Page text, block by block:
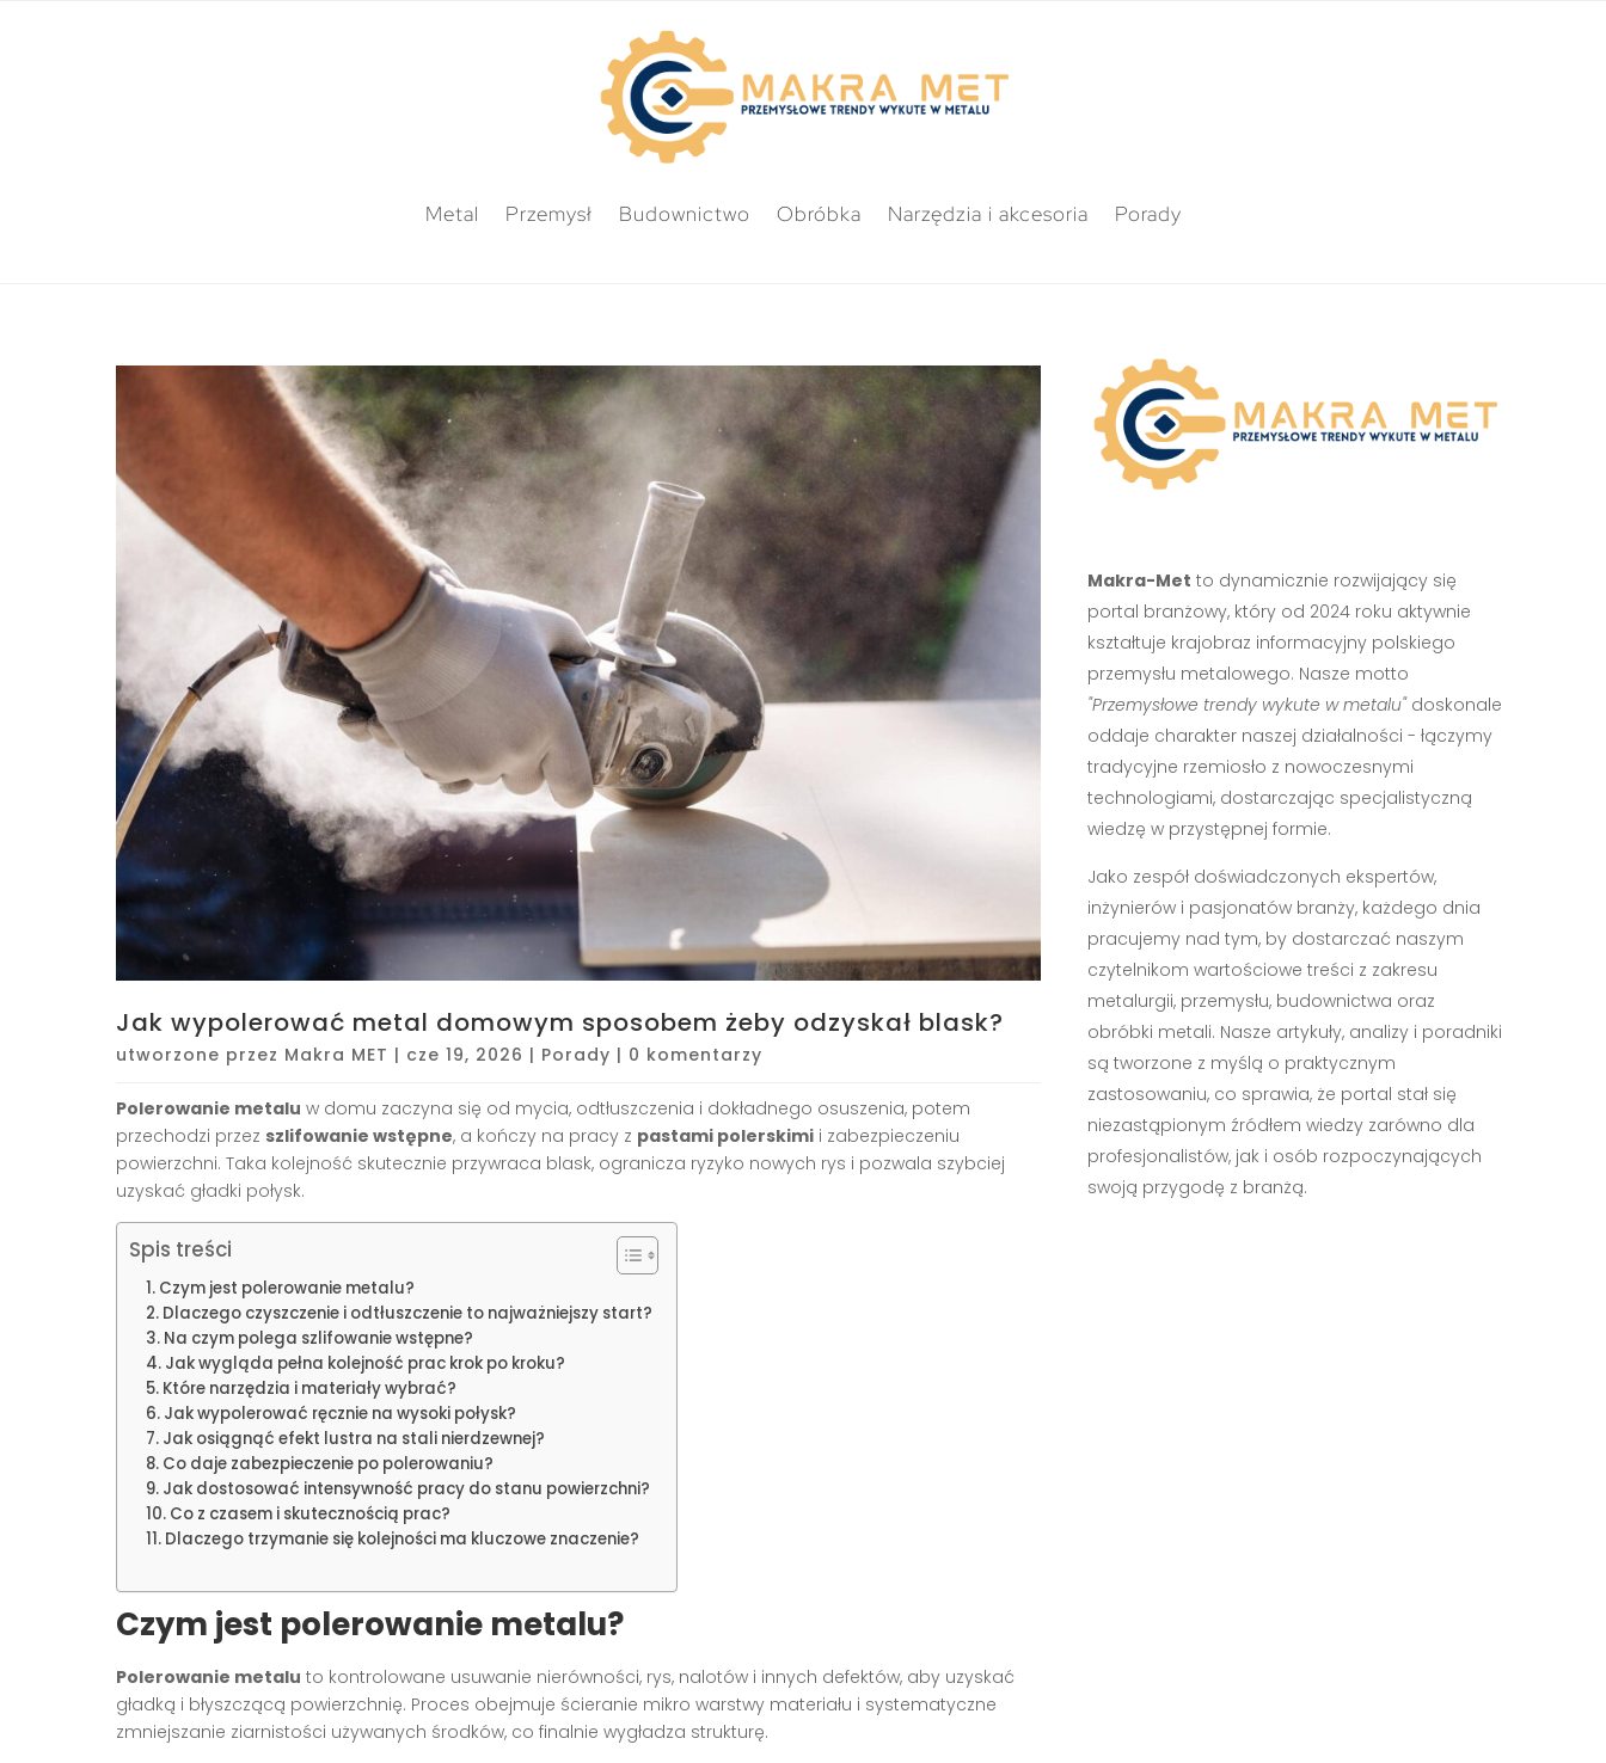
Metal Przemysł Budownictwo Obróbka Narzędzia i akcesoria Porady
Jak wypolerować metal domowym sposobem żeby odzyskał blask?
utworzone przez Makra MET | cze 19, 2026 | Porady | 0 komentarzy
Polerowanie metalu w domu zaczyna się od mycia, odtłuszczenia i dokładnego osuszenia, potem
przechodzi przez szlifowanie wstępne, a kończy na pracy z pastami polerskimi i zabezpieczeniu
powierzchni. Taka kolejność skutecznie przywraca blask, ogranicza ryzyko nowych rys i pozwala szybciej
uzyskać gładki połysk.
Spis treści
Czym jest polerowanie metalu?
Dlaczego czyszczenie i odtłuszczenie to najważniejszy start?
Na czym polega szlifowanie wstępne?
Jak wygląda pełna kolejność prac krok po kroku?
Które narzędzia i materiały wybrać?
Jak wypolerować ręcznie na wysoki połysk?
Jak osiągnąć efekt lustra na stali nierdzewnej?
Co daje zabezpieczenie po polerowaniu?
Jak dostosować intensywność pracy do stanu powierzchni?
Co z czasem i skutecznością prac?
Dlaczego trzymanie się kolejności ma kluczowe znaczenie?
Czym jest polerowanie metalu?
Polerowanie metalu to kontrolowane usuwanie nierówności, rys, nalotów i innych defektów, aby uzyskać
gładką i błyszczącą powierzchnię. Proces obejmuje ścieranie mikro warstwy materiału i systematyczne
zmniejszanie ziarnistości używanych środków, co finalnie wygładza strukturę.
Makra-Met to dynamicznie rozwijający się
portal branżowy, który od 2024 roku aktywnie
kształtuje krajobraz informacyjny polskiego
przemysłu metalowego. Nasze motto
"Przemysłowe trendy wykute w metalu"doskonale
oddaje charakter naszej działalności - łączymy
tradycyjne rzemiosło z nowoczesnymi
technologiami, dostarczając specjalistyczną
wiedzę w przystępnej formie.
Jako zespół doświadczonych ekspertów,
inżynierów i pasjonatów branży, każdego dnia
pracujemy nad tym, by dostarczać naszym
czytelnikom wartościowe treści z zakresu
metalurgii, przemysłu, budownictwa oraz
obróbki metali. Nasze artykuły, analizy i poradniki
są tworzone z myślą o praktycznym
zastosowaniu, co sprawia, że portal stał się
niezastąpionym źródłem wiedzy zarówno dla
profesjonalistów, jak i osób rozpoczynających
swoją przygodę z branżą.